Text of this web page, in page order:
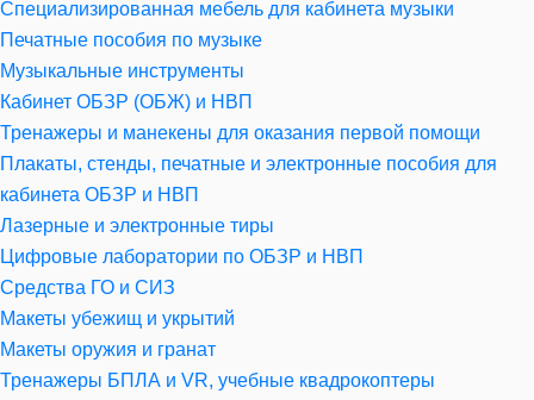
Специализированная мебель для кабинета музыки
Печатные пособия по музыке
Музыкальные инструменты
Кабинет ОБЗР (ОБЖ) и НВП
Тренажеры и манекены для оказания первой помощи
Плакаты, стенды, печатные и электронные пособия для
кабинета ОБЗР и НВП
Лазерные и электронные тиры
Цифровые лаборатории по ОБЗР и НВП
Средства ГО и СИЗ
Макеты убежищ и укрытий
Макеты оружия и гранат
Тренажеры БПЛА и VR, учебные квадрокоптеры